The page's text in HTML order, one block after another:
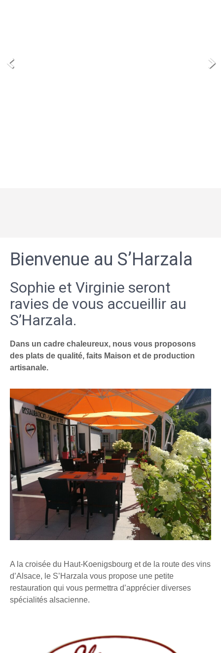
Bienvenue au S’Harzala
Sophie et Virginie seront
ravies de vous accueillir au
S’Harzala.
Dans un cadre chaleureux, nous vous proposons
des plats de qualité, faits Maison et de production
artisanale.
A la croisée du Haut-Koenigsbourg et de la route des vins
d’Alsace, le S’Harzala vous propose une petite
restauration qui vous permettra d’apprécier diverses
spécialités alsacienne.